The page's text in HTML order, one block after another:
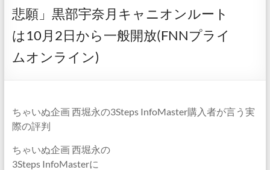
悲願」黒部宇奈月キャニオンルート
は10月2日から一般開放(FNNプライ
ムオンライン)
ちゃいぬ企画 西堀永の3Steps InfoMaster購入者が言う実
際の評判
ちゃいぬ企画 西堀永の
3Steps InfoMasterに